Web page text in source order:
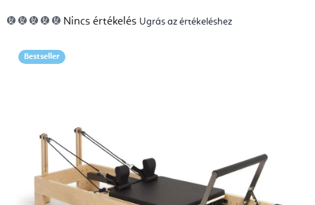
A
termék
5-
ből
Nincs értékelés Ugrás az értékeléshez
Bestseller